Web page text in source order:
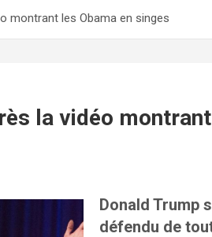
montrant les Obama en singes
la vidéo
Donald Trump
défendu de